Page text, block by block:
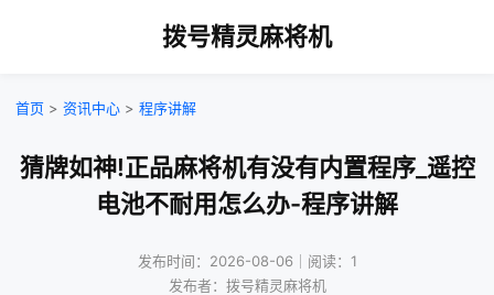
拨号精灵麻将机
首页 > 资讯中心 > 程序讲解
猜牌如神!正品麻将机有没有内置程序_遥控
电池不耐用怎么办-程序讲解
发布时间：2026-08-06｜阅读：1
发布者：拨号精灵麻将机